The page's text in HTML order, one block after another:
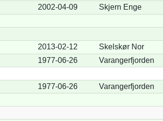
2002-04-09 Skjern Enge
2013-02-12 Skelskør Nor
1977-06-26 Varangerfjorden
1977-06-26 Varangerfjorden